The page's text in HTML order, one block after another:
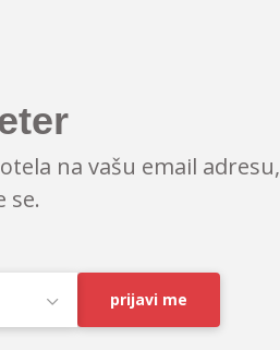
na vašu email adresu,
se.
prijavi me